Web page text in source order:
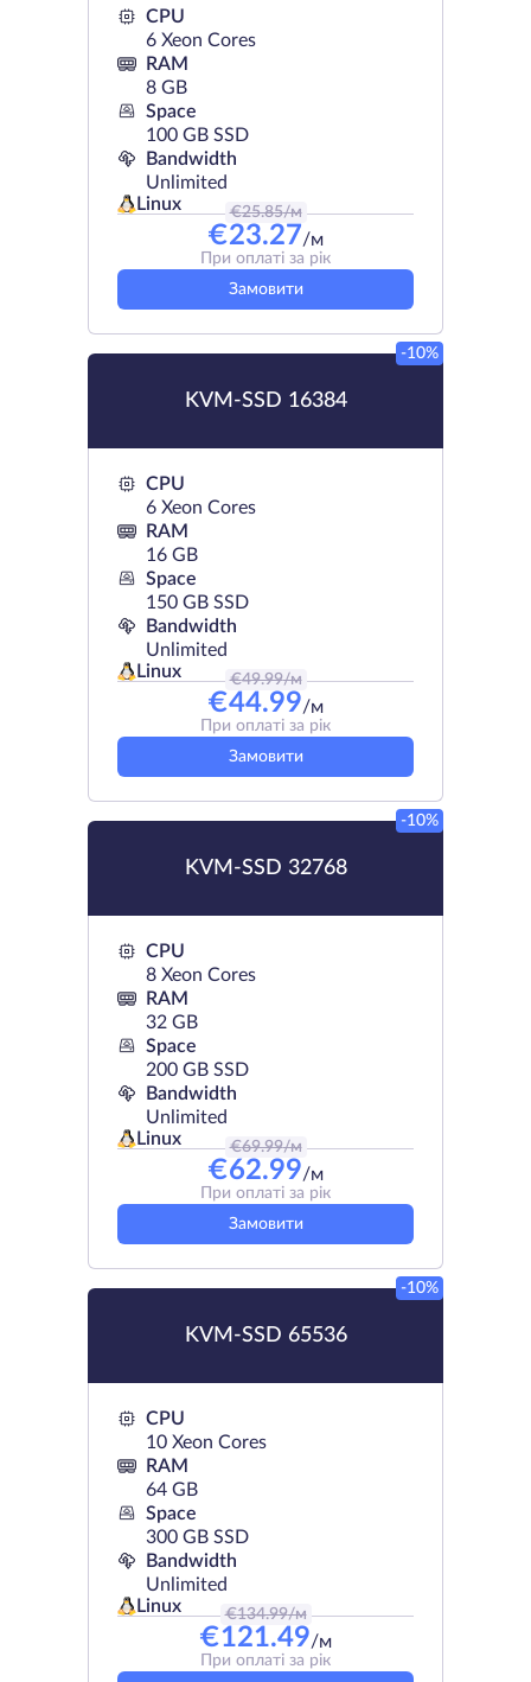
CPU
6 Xeon Cores
RAM
8 GB
Space
100 GB SSD
Bandwidth
Unlimited
Linux
€25.85/м
€23.27/м
При оплаті за рік
Замовити
KVM-SSD 16384
-10%
CPU
6 Xeon Cores
RAM
16 GB
Space
150 GB SSD
Bandwidth
Unlimited
Linux
€49.99/м
€44.99/м
При оплаті за рік
Замовити
KVM-SSD 32768
-10%
CPU
8 Xeon Cores
RAM
32 GB
Space
200 GB SSD
Bandwidth
Unlimited
Linux
€69.99/м
€62.99/м
При оплаті за рік
Замовити
KVM-SSD 65536
-10%
CPU
10 Xeon Cores
RAM
64 GB
Space
300 GB SSD
Bandwidth
Unlimited
Linux
€134.99/м
€121.49/м
При оплаті за рік